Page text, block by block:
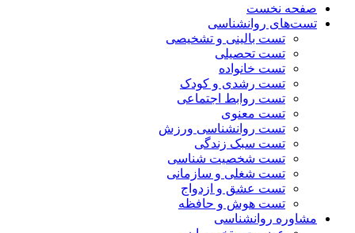
صفحه نخست
تست‌های روانشناسی
تست بالینی و تشخیصی
تست تحصیلی
تست خانواده
تست رشدی و کودک
تست روابط اجتماعی
تست معنوی
تست روانشناسی ورزش
تست سبک زندگی
تست شخصیت شناسی
تست شغلی و سازمانی
تست عشق و ازدواج
تست هوش و حافظه
مشاوره روانشناسی